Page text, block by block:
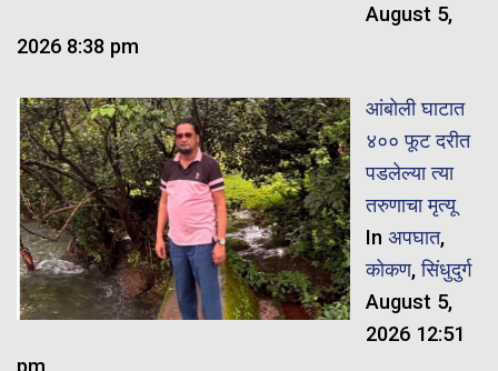
August 5,
2026 8:38 pm
आंबोली घाटात
४०० फूट दरीत
पडलेल्या त्या
तरुणाचा मृत्यू
In अपघात,
कोकण,सिंधुदुर्ग
August 5,
2026 12:51
pm